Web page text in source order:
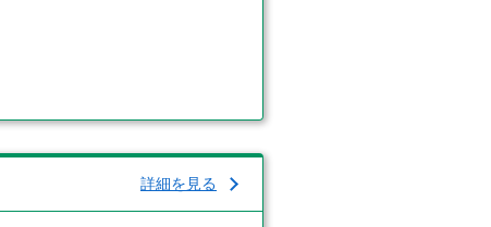
詳細を見る